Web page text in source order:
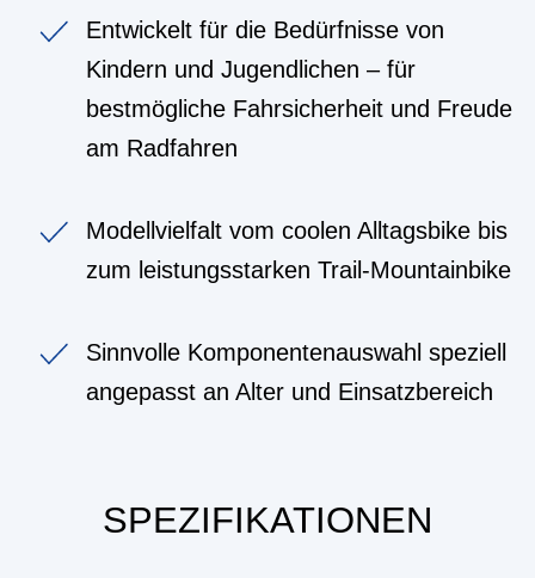
Entwickelt für die Bedürfnisse von
Kindern und Jugendlichen – für
bestmögliche Fahrsicherheit und Freude
am Radfahren
Modellvielfalt vom coolen Alltagsbike bis
zum leistungsstarken Trail-Mountainbike
Sinnvolle Komponentenauswahl speziell
angepasst an Alter und Einsatzbereich
SPEZIFIKATIONEN